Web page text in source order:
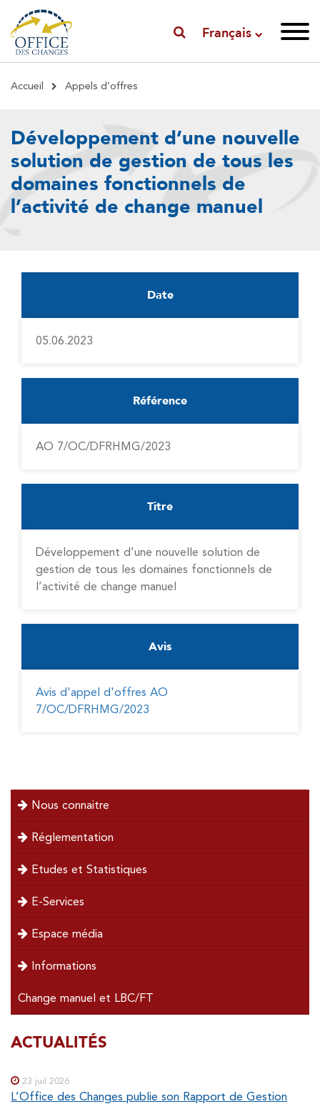
Français
Fil
Accueil Appels d’offres
Développement d’une nouvelle
solution de gestion de tous les
domaines fonctionnels de
l’activité de change manuel
menu
left Nous connaitre
Réglementation
Etudes et Statistiques
E-Services
Espace média
Informations
Change manuel et LBC/FT
SOUS-
Special
ACTUALITÉS
23 juil 2026
L’Office des Changes publie son Rapport de Gestion
Date
05.06.2023
Référence
AO 7/OC/DFRHMG/2023
Titre
Développement d’une nouvelle solution de
gestion de tous les domaines fonctionnels de
l’activité de change manuel
Avis
Avis d'appel d'offres AO
7/OC/DFRHMG/2023